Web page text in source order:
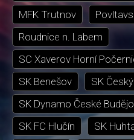
MFK Trutnov
Roudnice n. Labem
SC Xaverov Horní
SK Benešov
SK
SK Dynamo České
SK FC Hlučín
SK